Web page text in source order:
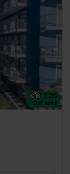
3.7/5
1369 opinii